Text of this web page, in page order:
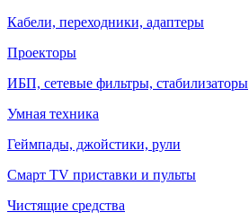
Кабели, переходники, адаптеры
Проекторы
ИБП, сетевые фильтры, стабилизаторы
Умная техника
Геймпады, джойстики, рули
Смарт TV приставки и пульты
Чистящие средства